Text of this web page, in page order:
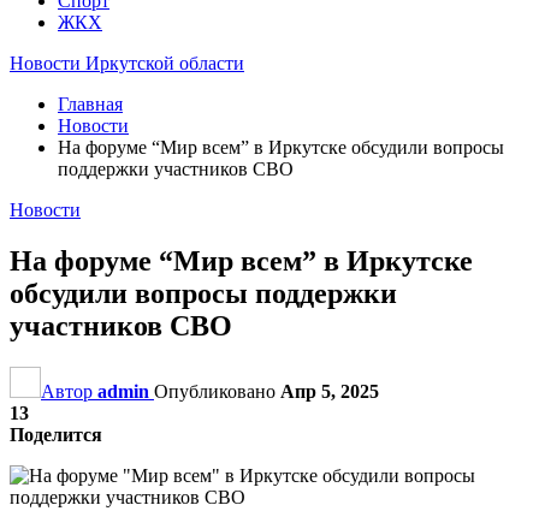
ЖКХ
Новости Иркутской области
Главная
Новости
На форуме “Мир всем” в Иркутске обсудили вопросы
поддержки участников СВО
Новости
На форуме “Мир всем” в Иркутске
обсудили вопросы поддержки
участников СВО
Автор admin Опубликовано Апр 5, 2025
13
Поделится